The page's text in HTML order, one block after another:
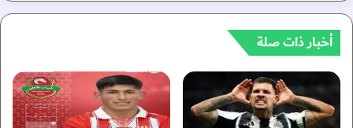
ا
0
2
6
س
ع
ل
و
ن
أخبار ذات صلة